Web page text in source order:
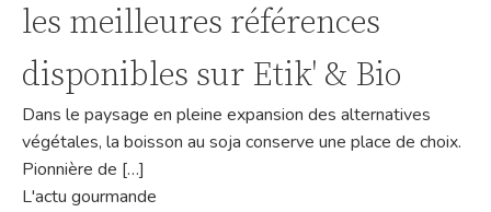
les meilleures références
disponibles sur Etik' & Bio
Dans le paysage en pleine expansion des alternatives
végétales, la boisson au soja conserve une place de choix.
Pionnière de […]
L'actu gourmande